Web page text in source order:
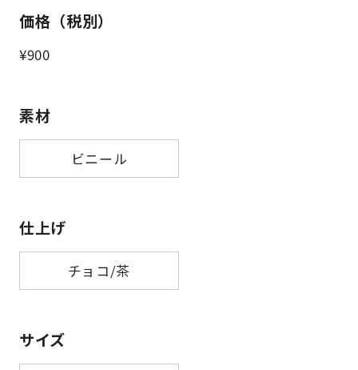
価格（税別）
¥900
素材
ビニール
仕上げ
チョコ/茶
サイズ